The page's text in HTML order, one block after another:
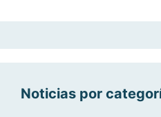
Noticias por